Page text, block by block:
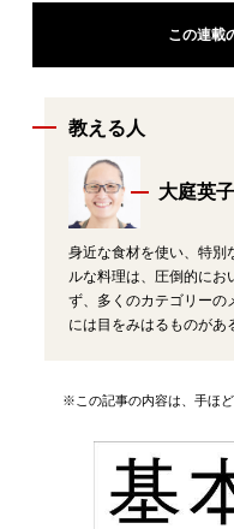
この連載
教える人
大庭英
身近な食材を使い、特別
ルな料理は、圧倒的にお
ず、多くのカテゴリーの
には目をみはるものがあ
※この記事の内容は、手ほ